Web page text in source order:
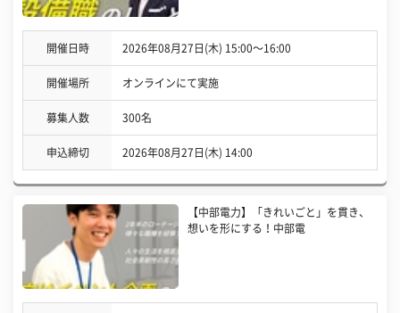
開催日時 2026年08月27日(木) 15:00〜16:00
開催場所 オンラインにて実施
募集人数 300名
申込締切 2026年08月27日(木) 14:00
【中部電力】「きれいごと」を貫き、
想いを形にする！中部電